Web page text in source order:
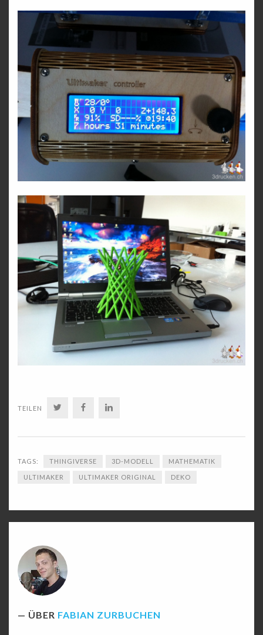
TEILEN TWITTERFACEBOOK
TAGS: THINGIVERSE 3D-MODELL MATHEMATIK
ULTIMAKER ULTIMAKER ORIGINAL DEKO
ÜBER FABIAN ZURBUCHEN